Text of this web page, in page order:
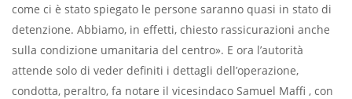
come ci è stato spiegato le persone saranno quasi in stato di
detenzione. Abbiamo, in effetti, chiesto rassicurazioni anche
sulla condizione umanitaria del centro». E ora l’autorità
attende solo di veder deﬁniti i dettagli dell’operazione,
condotta, peraltro, fa notare il vicesindaco Samuel Maffi , con